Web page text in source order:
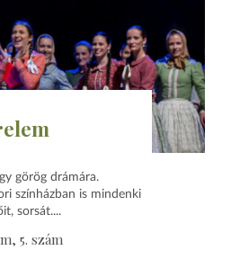
görög drámára.
színházban is mindenki
sorsát....
5. szám